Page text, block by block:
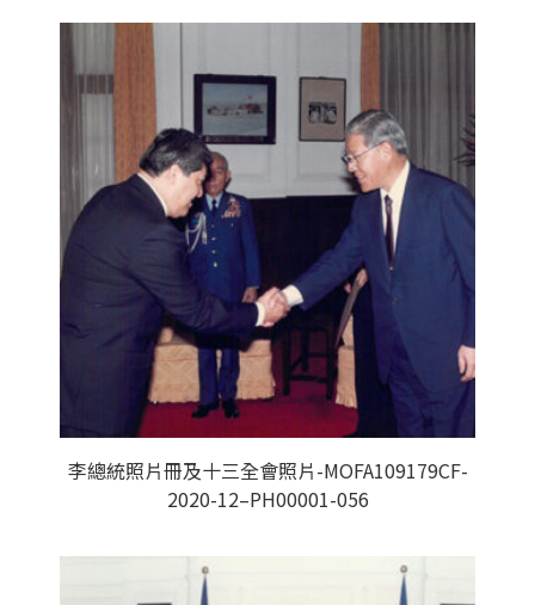
李總統照片冊及十三全會照片-MOFA109179CF-
2020-12–PH00001-056